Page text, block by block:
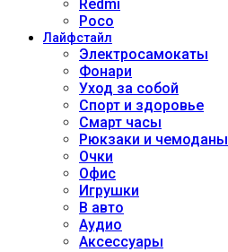
Redmi
Poco
Лайфстайл
Электросамокаты
Фонари
Уход за собой
Спорт и здоровье
Смарт часы
Рюкзаки и чемоданы
Очки
Офис
Игрушки
В авто
Аудио
Аксессуары